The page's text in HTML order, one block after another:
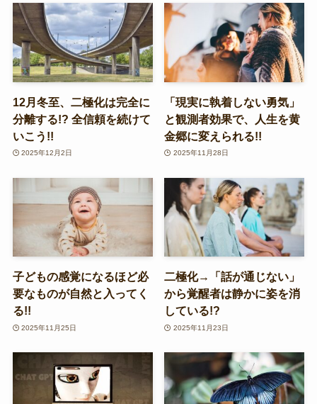
12月冬至、二極化は完全に
分離する!? 全信頼を続けて
いこう!!
2025年12月2日
「現実に執着しない勇気」
と観測者効果で、人生を黄
金郷に変えられる!!
2025年11月28日
子どもの感覚になるほど必
要なものが自然と入ってく
る!!
2025年11月25日
二極化→「話が通じない」
から覚醒者は静かに姿を消
している!?
2025年11月23日